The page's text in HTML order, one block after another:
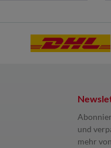
und
mehr